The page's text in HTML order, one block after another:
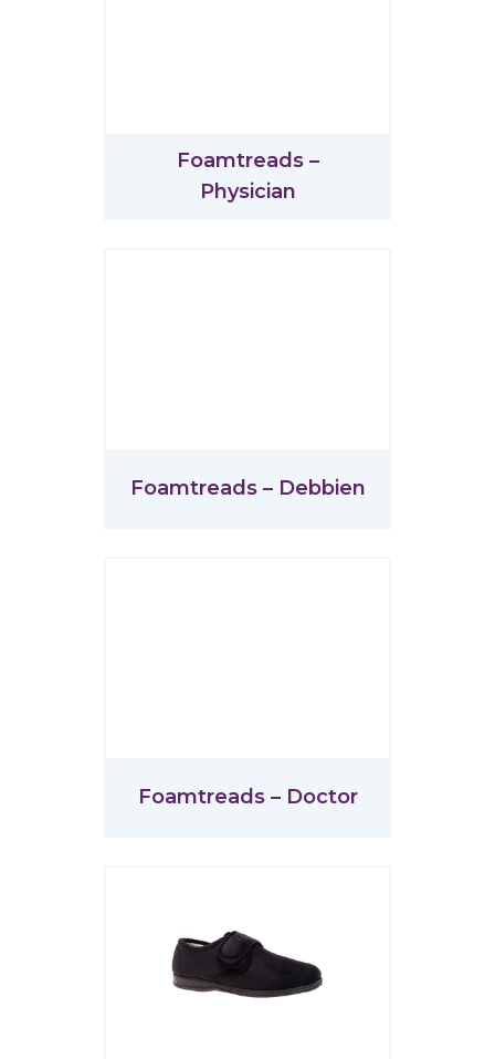
Foamtreads –
Physician
Foamtreads – Debbien
Foamtreads – Doctor